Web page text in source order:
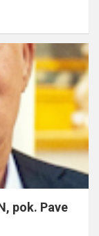
pok. Pave